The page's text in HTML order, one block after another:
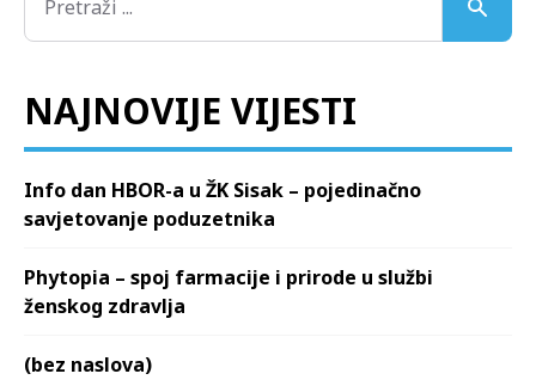
NAJNOVIJE VIJESTI
Info dan HBOR-a u ŽK Sisak – pojedinačno
savjetovanje poduzetnika
Phytopia – spoj farmacije i prirode u službi
ženskog zdravlja
(bez naslova)